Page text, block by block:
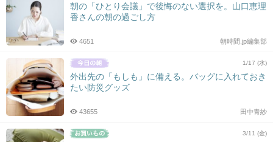
朝の「ひとり会議」で後悔のない選択を。山口恵理
香さんの朝の過ごし方
朝時間.jp編集部
4651
1/17 (水)
外出先の「もしも」に備える。バッグに入れておき
たい防災グッズ
田中青紗
43655
3/11 (金)